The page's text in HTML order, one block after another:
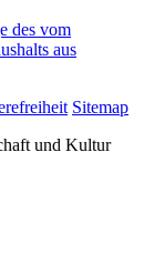
des vom
aus
Sitemap
und Kultur